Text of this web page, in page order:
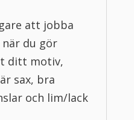
att jobba
du gör
ditt motiv,
sax, bra
och lim/lack